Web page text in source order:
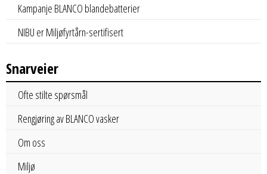
Kampanje BLANCO blandebatterier
NIBU er Miljøfyrtårn-sertifisert
Snarveier
Ofte stilte spørsmål
Rengjøring av BLANCO vasker
Om oss
Miljø